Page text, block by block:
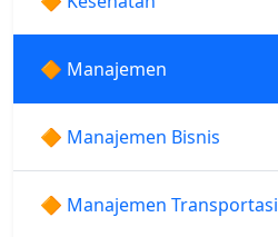
🔶 Manajemen
🔶 Manajemen Bisnis
🔶 Manajemen Transportasi